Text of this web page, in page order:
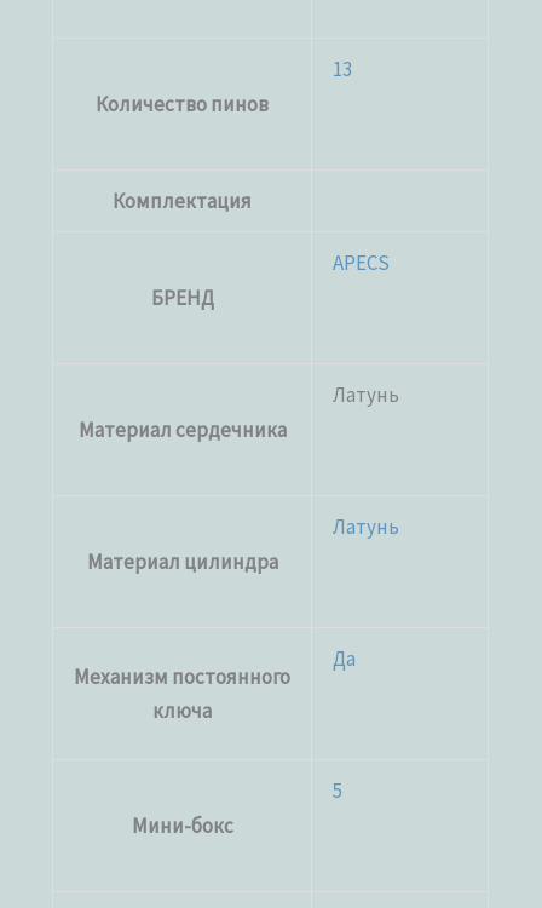
Количество пинов
13
Комплектация
БРЕНД
APECS
Материал сердечника
Латунь
Материал цилиндра
Латунь
Механизм постоянного
ключа
Да
Мини-бокс
5